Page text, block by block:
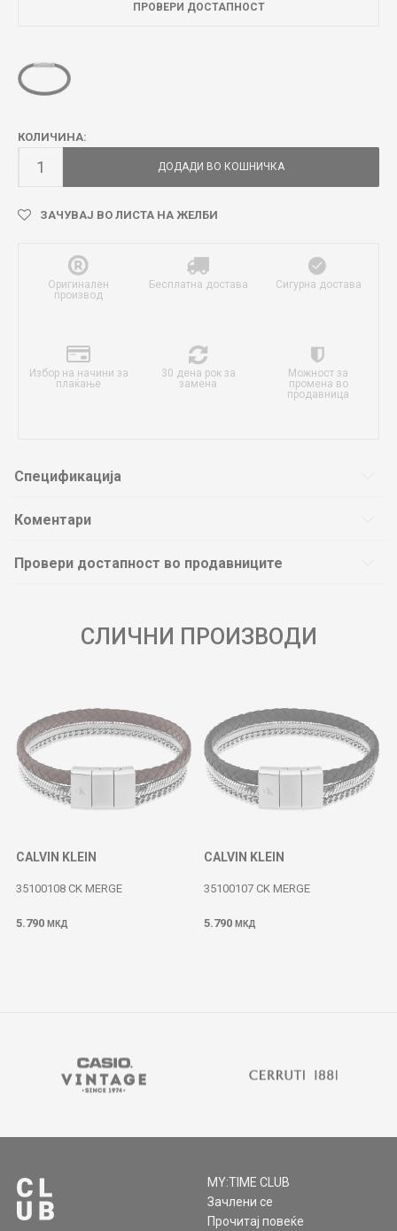
ПРОВЕРИ ДОСТАПНОСТ
КОЛИЧИНА:
ДОДАДИ ВО КОШНИЧКА
ЗАЧУВАЈ ВО ЛИСТА НА ЖЕЛБИ
Оригинален
производ
Бесплатна достава Сигурна достава
Избор на начини за
плаќање
30 дена рок за
замена
Можност за
промена во
продавница
Спецификација
Коментари
Провери достапност во продавниците
СЛИЧНИ ПРОИЗВОДИ
CALVIN KLEIN
35100108 CK MERGE
5.790 МКД
CALVIN KLEIN
35100107 CK MERGE
5.790 МКД
MY:TIME CLUB
Зачлени се
Прочитај повеќе